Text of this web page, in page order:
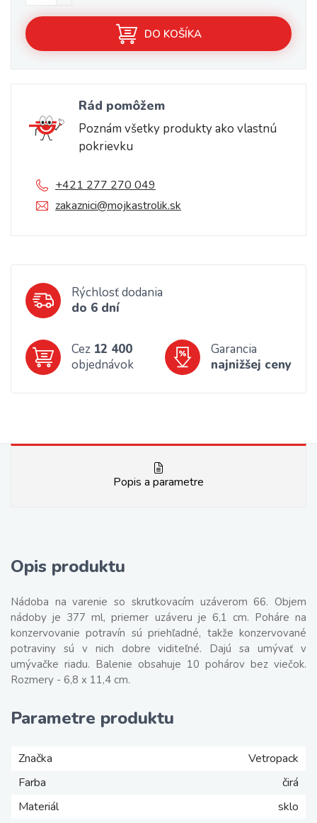
DO KOŠÍKA
Rád pomôžem
Poznám všetky produkty ako vlastnú
pokrievku
+421 277 270 049
zakaznici@mojkastrolik.sk
Rýchlosť dodania
do 6 dní
Cez 12 400
objednávok
Garancia
najnižšej ceny
Popis a parametre
Opis produktu
Nádoba na varenie so skrutkovacím uzáverom 66. Objem
nádoby je 377 ml, priemer uzáveru je 6,1 cm. Poháre na
konzervovanie potravín sú priehľadné, takže konzervované
potraviny sú v nich dobre viditeľné. Dajú sa umývať v
umývačke riadu. Balenie obsahuje 10 pohárov bez viečok.
Rozmery - 6,8 x 11,4 cm.
Parametre produktu
Značka
Vetropack
Farba
čirá
Materiál
sklo